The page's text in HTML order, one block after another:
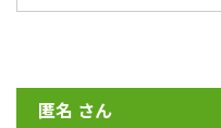
匿名 さん